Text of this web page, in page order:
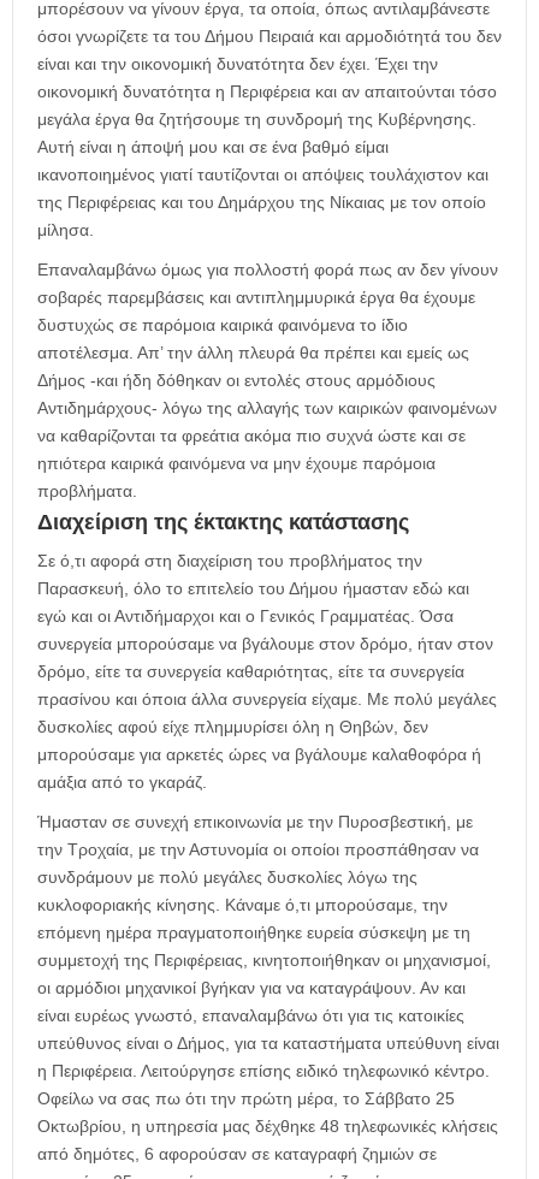
μπορέσουν να γίνουν έργα, τα οποία, όπως αντιλαμβάνεστε
όσοι γνωρίζετε τα του Δήμου Πειραιά και αρμοδιότητά του δεν
είναι και την οικονομική δυνατότητα δεν έχει. Έχει την
οικονομική δυνατότητα η Περιφέρεια και αν απαιτούνται τόσο
μεγάλα έργα θα ζητήσουμε τη συνδρομή της Κυβέρνησης.
Αυτή είναι η άποψή μου και σε ένα βαθμό είμαι
ικανοποιημένος γιατί ταυτίζονται οι απόψεις τουλάχιστον και
της Περιφέρειας και του Δημάρχου της Νίκαιας με τον οποίο
μίλησα.
Επαναλαμβάνω όμως για πολλοστή φορά πως αν δεν γίνουν
σοβαρές παρεμβάσεις και αντιπλημμυρικά έργα θα έχουμε
δυστυχώς σε παρόμοια καιρικά φαινόμενα το ίδιο
αποτέλεσμα. Απ’ την άλλη πλευρά θα πρέπει και εμείς ως
Δήμος -και ήδη δόθηκαν οι εντολές στους αρμόδιους
Αντιδημάρχους- λόγω της αλλαγής των καιρικών φαινομένων
να καθαρίζονται τα φρεάτια ακόμα πιο συχνά ώστε και σε
ηπιότερα καιρικά φαινόμενα να μην έχουμε παρόμοια
προβλήματα.
Διαχείριση της έκτακτης κατάστασης
Σε ό,τι αφορά στη διαχείριση του προβλήματος την
Παρασκευή, όλο το επιτελείο του Δήμου ήμασταν εδώ και
εγώ και οι Αντιδήμαρχοι και ο Γενικός Γραμματέας. Όσα
συνεργεία μπορούσαμε να βγάλουμε στον δρόμο, ήταν στον
δρόμο, είτε τα συνεργεία καθαριότητας, είτε τα συνεργεία
πρασίνου και όποια άλλα συνεργεία είχαμε. Με πολύ μεγάλες
δυσκολίες αφού είχε πλημμυρίσει όλη η Θηβών, δεν
μπορούσαμε για αρκετές ώρες να βγάλουμε καλαθοφόρα ή
αμάξια από το γκαράζ.
Ήμασταν σε συνεχή επικοινωνία με την Πυροσβεστική, με
την Τροχαία, με την Αστυνομία οι οποίοι προσπάθησαν να
συνδράμουν με πολύ μεγάλες δυσκολίες λόγω της
κυκλοφοριακής κίνησης. Κάναμε ό,τι μπορούσαμε, την
επόμενη ημέρα πραγματοποιήθηκε ευρεία σύσκεψη με τη
συμμετοχή της Περιφέρειας, κινητοποιήθηκαν οι μηχανισμοί,
οι αρμόδιοι μηχανικοί βγήκαν για να καταγράψουν. Αν και
είναι ευρέως γνωστό, επαναλαμβάνω ότι για τις κατοικίες
υπεύθυνος είναι ο Δήμος, για τα καταστήματα υπεύθυνη είναι
η Περιφέρεια. Λειτούργησε επίσης ειδικό τηλεφωνικό κέντρο.
Οφείλω να σας πω ότι την πρώτη μέρα, το Σάββατο 25
Οκτωβρίου, η υπηρεσία μας δέχθηκε 48 τηλεφωνικές κλήσεις
από δημότες, 6 αφορούσαν σε καταγραφή ζημιών σε